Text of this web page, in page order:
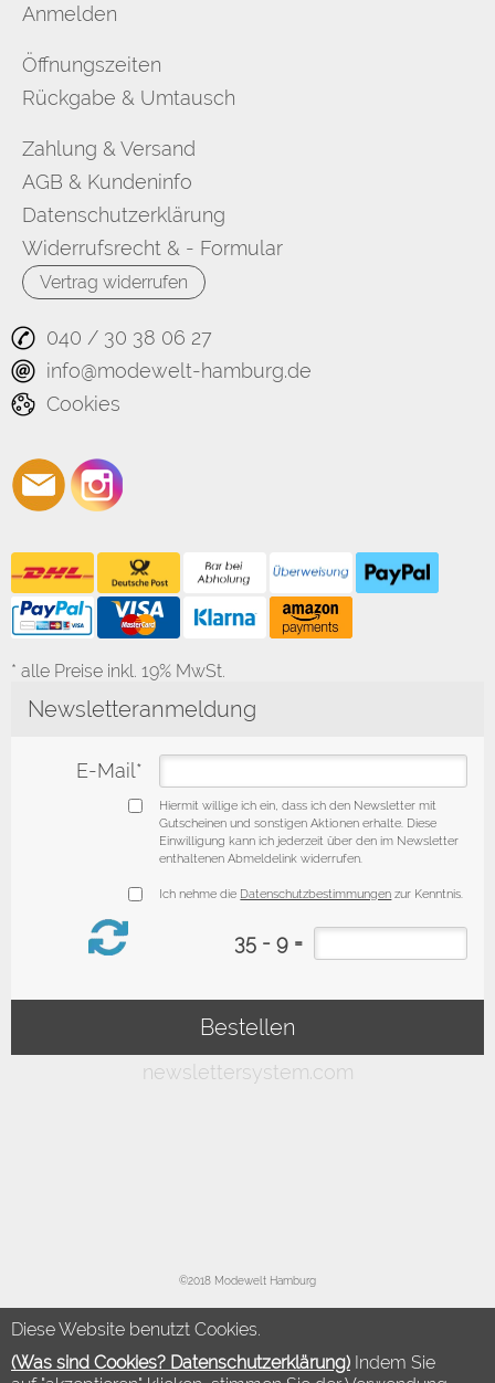
Diese Website benutzt Cookies.
(Was sind Cookies? Datenschutzerklärung) Indem Sie
Anmelden
Öffnungszeiten
Rückgabe & Umtausch
Zahlung & Versand
AGB & Kundeninfo
Datenschutzerklärung
Widerrufsrecht & - Formular
Vertrag widerrufen
040 / 30 38 06 27
info@modewelt-hamburg.de
Cookies
* alle Preise inkl. 19% MwSt.
©2018 Modewelt Hamburg